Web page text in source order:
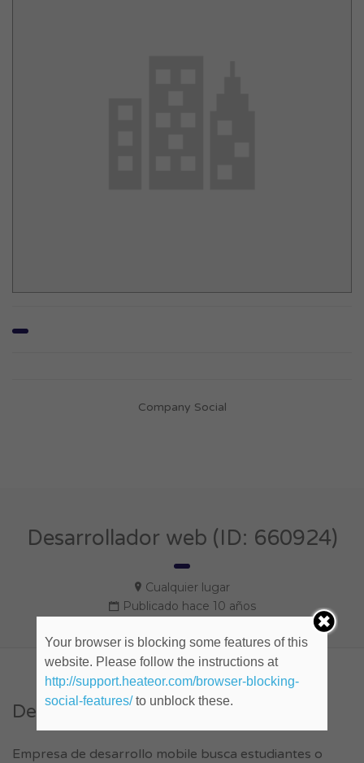
Company Social
Desarrollador web (ID: 660924)
Cualquier lugar
Publicado hace 10 años
Descripción del empleo.
Empresa de desarrollo mobile busca estudiantes o
Your browser is blocking some features of this
website. Please follow the instructions at
http://support.heateor.com/browser-blocking-
social-features/to unblock these.